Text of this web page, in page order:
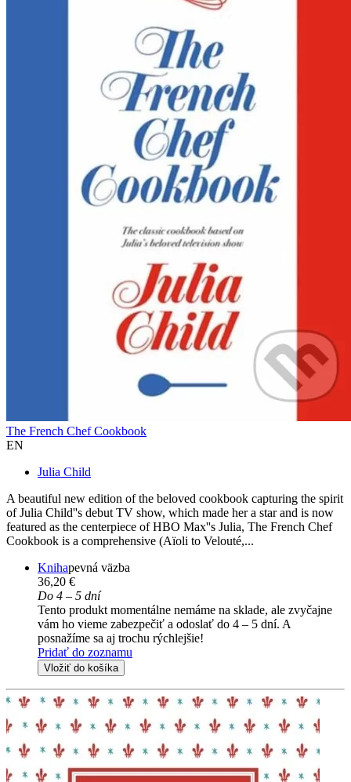
The French Chef Cookbook
EN
Julia Child
A beautiful new edition of the beloved cookbook capturing the spirit
of Julia Child''s debut TV show, which made her a star and is now
featured as the centerpiece of HBO Max''s Julia, The French Chef
Cookbook is a comprehensive (Aïoli to Velouté,...
Knihapevná väzba
36,20 €
Do 4 – 5 dní
Tento produkt momentálne nemáme na sklade, ale zvyčajne
vám ho vieme zabezpečiť a odoslať do 4 – 5 dní. A
posnažíme sa aj trochu rýchlejšie!
Pridať do zoznamu
Vložiť do košíka